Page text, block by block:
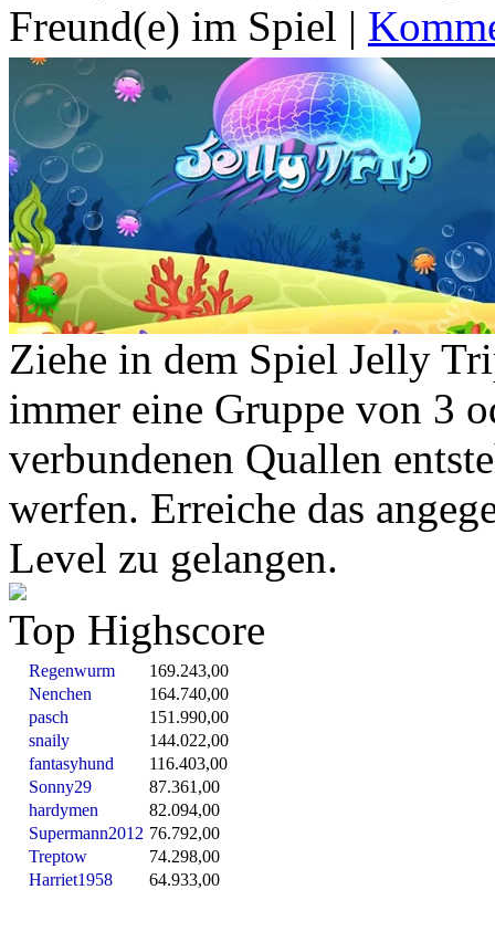
Freund(e) im Spiel |
Ziehe in dem Spiel Jelly
immer eine Gruppe von 3
verbundenen Quallen
werfen. Erreiche das
Level zu gelangen.
Top Highscore
Regenwurm
169.243,00
Nenchen
164.740,00
pasch
151.990,00
snaily
144.022,00
fantasyhund
116.403,00
Sonny29
87.361,00
hardymen
82.094,00
Supermann2012 76.792,00
Treptow
74.298,00
Harriet1958
64.933,00